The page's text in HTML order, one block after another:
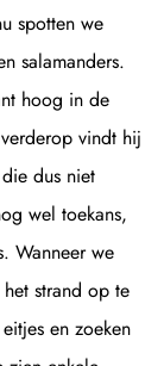
spotten we
salamanders.
hoog in de
vindt hij
dus niet
wel toekans,
Wanneer we
strand op te
en zoeken